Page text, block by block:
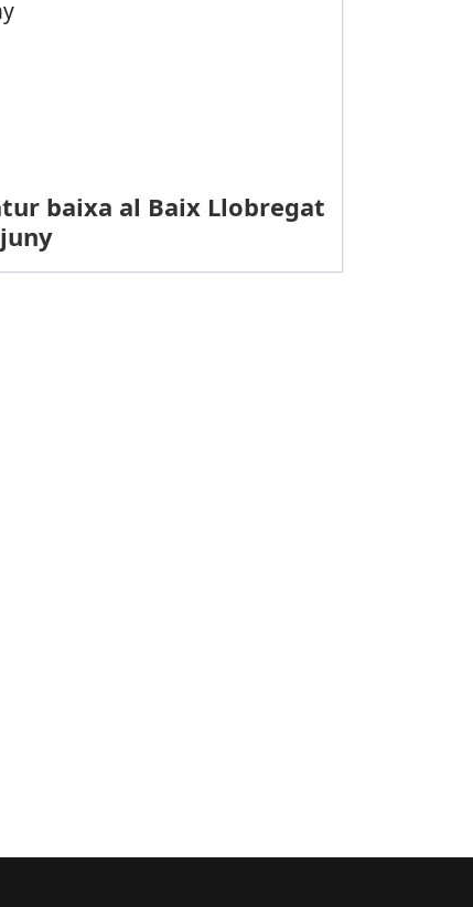
solidària RETT RACE torna aquest diumenge
baixa al Baix Llobregat